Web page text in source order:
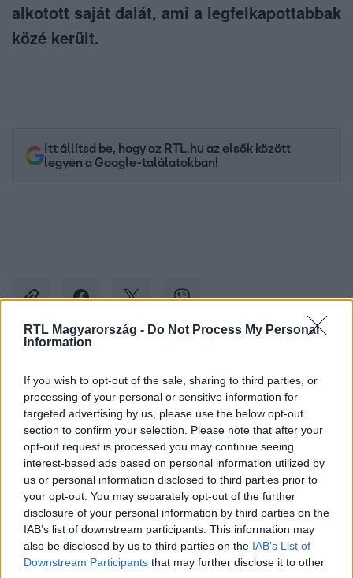
RTL Magyarország - Do Not Process My Personal
Information
If you wish to opt-out of the sale, sharing to third parties, or
processing of your personal or sensitive information for
targeted advertising by us, please use the below opt-out
section to confirm your selection. Please note that after your
opt-out request is processed you may continue seeing
interest-based ads based on personal information utilized by
us or personal information disclosed to third parties prior to
your opt-out. You may separately opt-out of the further
disclosure of your personal information by third parties on the
IAB’s list of downstream participants. This information may
also be disclosed by us to third parties on the IAB’s List of
Downstream Participants that may further disclose it to other
alkotott saját dalát, ami a legfelkapottabbak
közé került.
Itt állítsd be, hogy az RTL.hu az elsők között
legyen a Google-találatokban!
Facebookon is!
Követem
ADÁSRÉSZLETEK
#KOVÁCS HARMAT #FELKÉSZÜLÉS